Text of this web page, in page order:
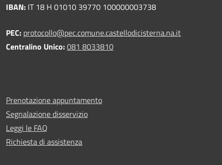
IBAN: IT 18 H 01010 39770 100000003738
PEC: protocollo@pec.comune.castellodicisterna.na.it
Centralino Unico:081 8033810
Prenotazione appuntamento
Segnalazione disservizio
Leggi le FAQ
Richiesta di assistenza